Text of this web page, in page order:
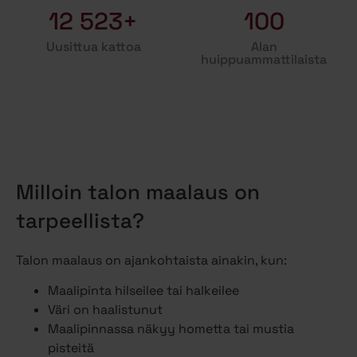
12 523+
Uusittua kattoa
100
Alan
huippuammattilaista
Milloin talon maalaus on
tarpeellista?
Talon maalaus on ajankohtaista ainakin, kun:
Maalipinta hilseilee tai halkeilee
Väri on haalistunut
Maalipinnassa näkyy hometta tai mustia
pisteitä